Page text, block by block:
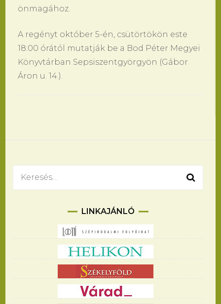
önmagához.
A regényt október 5-én, csütörtökön este
18:00 órától mutatják be a Bod Péter Megyei
Könyvtárban Sepsiszentgyörgyön (Gábor
Áron u. 14.).
Keresés:
LINKAJÁNLÓ